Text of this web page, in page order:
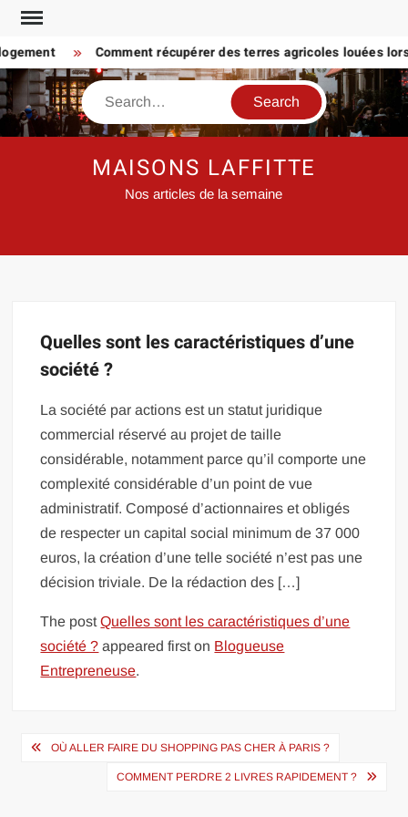
Skip
content
Comment récupérer des terres agricoles louées
Search
MAISONS LAFFITTE
Nos articles de la semaine
Quelles sont les caractéristiques d’une
société ?
La société par actions est un statut juridique
commercial réservé au projet de taille
considérable, notamment parce qu’il comporte une
complexité considérable d’un point de vue
administratif. Composé d’actionnaires et obligés
de respecter un capital social minimum de 37 000
euros, la création d’une telle société n’est pas une
décision triviale. De la rédaction des […]
The postQuelles sont les caractéristiques d’une
société ? appeared first on Blogueuse
Entrepreneuse.
Navigation
OÙ ALLER FAIRE DU SHOPPING PAS CHER À PARIS ?
COMMENT PERDRE 2 LIVRES RAPIDEMENT ?